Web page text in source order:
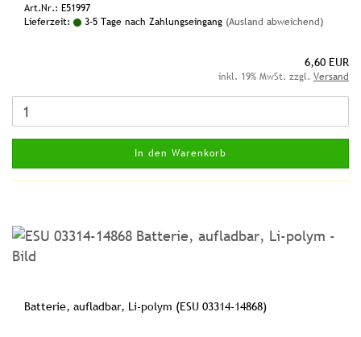
Art.Nr.: E51997
Lieferzeit:
3-5 Tage nach Zahlungseingang (Ausland abweichend)
6,60 EUR
inkl. 19% MwSt. zzgl. Versand
In den Warenkorb
Batterie, aufladbar, Li-polym (ESU 03314-14868)